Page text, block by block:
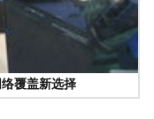
覆盖新选择